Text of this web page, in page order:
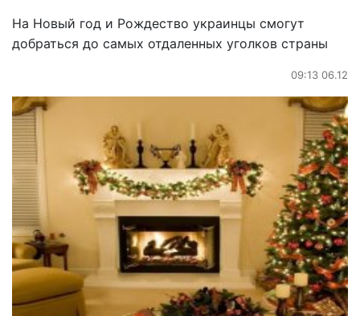
На Новый год и Рождество украинцы смогут
добраться до самых отдаленных уголков страны
09:13 06.12